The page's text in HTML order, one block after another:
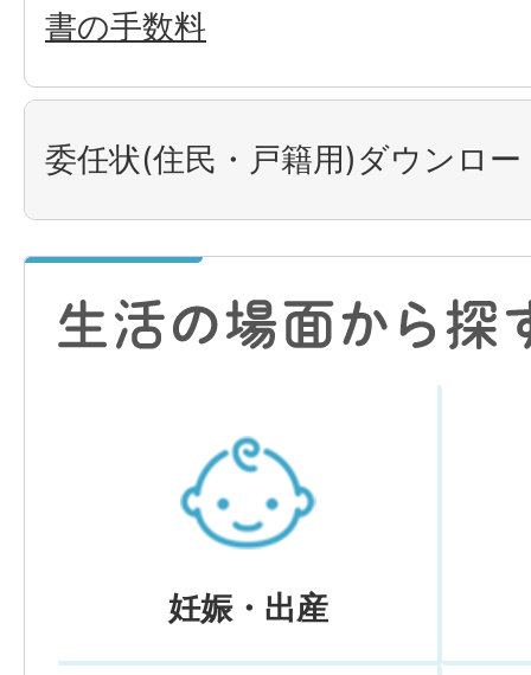
書の手数料
委任状(住民・戸籍用)ダウンロー
妊娠・出産